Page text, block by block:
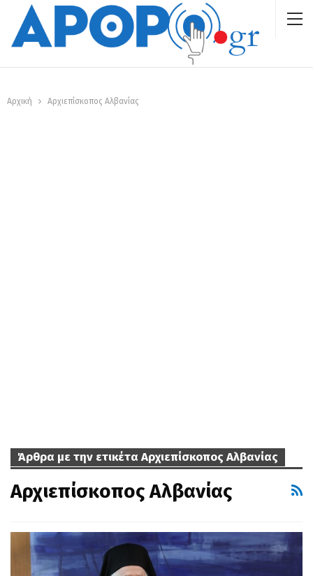
Αρχική Αρχιεπίσκοπος Αλβανίας
Άρθρα με την ετικέτα Αρχιεπίσκοπος Αλβανίας
Αρχιεπίσκοπος Αλβανίας